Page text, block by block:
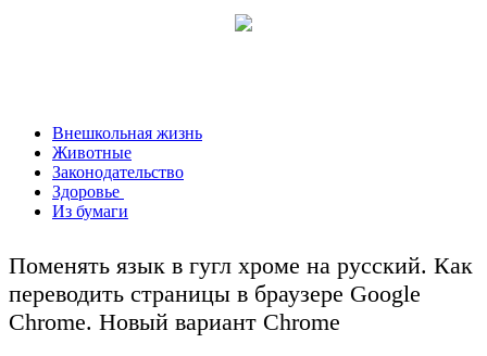
Внешкольная жизнь
Животные
Законодательство
Здоровье
Из бумаги
Поменять язык в гугл хроме на русский. Как
переводить страницы в браузере Google
Chrome. Новый вариант Chrome